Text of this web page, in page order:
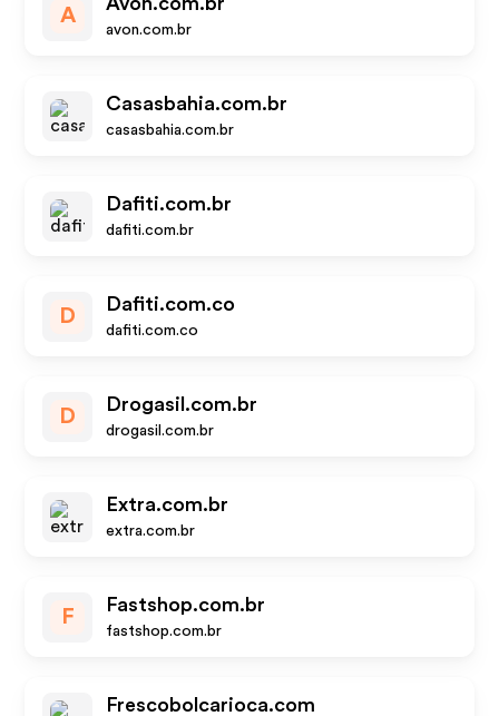
A
avon.com.br
Casasbahia.com.br
casasbahia.com.br
Dafiti.com.br
dafiti.com.br
D
Dafiti.com.co
dafiti.com.co
D
Drogasil.com.br
drogasil.com.br
Extra.com.br
extra.com.br
F
Fastshop.com.br
fastshop.com.br
Frescobolcarioca.com